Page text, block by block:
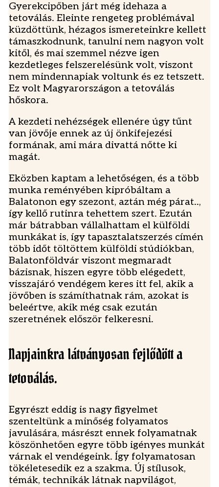
Gyerekcipőben járt még idehaza a
tetoválás. Eleinte rengeteg problémával
küzdöttünk, hézagos ismereteinkre kellett
támaszkodnunk, tanulni nem nagyon volt
kitől, és mai szemmel nézve igen
kezdetleges felszerelésünk volt, viszont
nem mindennapiak voltunk és ez tetszett.
Ez volt Magyarországon a tetoválás
hőskora.
A kezdeti nehézségek ellenére úgy tűnt
van jövője ennek az új önkifejezési
formának, ami mára divattá nőtte ki
magát.
Eközben kaptam a lehetőségen, és a több
munka reményében kipróbáltam a
Balatonon egy szezont, aztán még párat..,
így kellő rutinra tehettem szert. Ezután
már bátrabban vállalhattam el külföldi
munkákat is, így tapasztalatszerzés címén
több időt töltöttem külföldi stúdiókban,
Balatonföldvár viszont megmaradt
bázisnak, hiszen egyre több elégedett,
visszajáró vendégem keres itt fel, akik a
jövőben is számíthatnak rám, azokat is
beleértve, akik még csak ezután
szeretnének először felkeresni.
Napjainkra látványosan fejlődött a
tetoválás.
Egyrészt eddig is nagy figyelmet
szenteltünk a minőség folyamatos
javulására, másrészt ennek folyamatnak
köszönhetően egyre több igényes munkát
várnak el vendégeink. Így folyamatosan
tökéletesedik ez a szakma. Új stílusok,
témák, technikák látnak napvilágot,